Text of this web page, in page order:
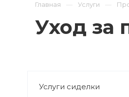
Главная Услуги
Уход за
Услуги сиделки